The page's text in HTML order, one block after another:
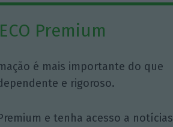
Premium
é mais importante do que
e rigoroso.
e tenha acesso a notícias